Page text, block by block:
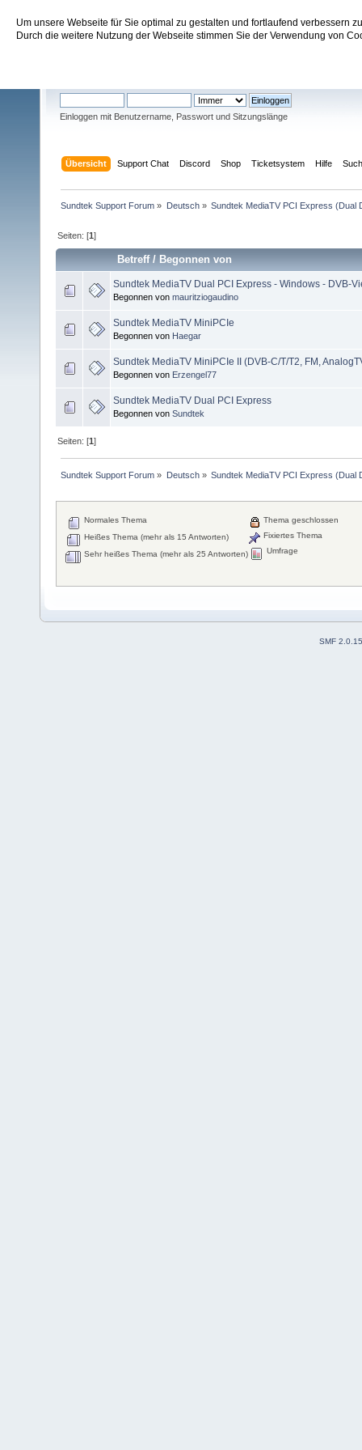
Um unsere Webseite für Sie optimal zu gestalten und fortlaufend verbessern
Durch die weitere Nutzung der Webseite stimmen Sie der Verwendung von
Sundtek Support Forum
Einloggen mit Benutzername, Passwort und Sitzungslänge
Übersicht Support Chat Discord Shop Ticketsystem Hilfe
Sundtek Support Forum » Deutsch» Sundtek MediaTV PCI Express (Dual
Seiten: [1]
Betreff/Begonnen von
Sundtek MediaTV Dual PCI Express - Windows - DVB-
Begonnen von mauritziogaudino
Sundtek MediaTV MiniPCIe
Begonnen von Haegar
Sundtek MediaTV MiniPCIe II (DVB-C/T/T2, FM,
Begonnen von Erzengel77
Sundtek MediaTV Dual PCI Express
Begonnen von Sundtek
Seiten: [1]
Sundtek Support Forum » Deutsch» Sundtek MediaTV PCI Express (Dual
Normales Thema
Heißes Thema (mehr als 15 Antworten)
Sehr heißes Thema (mehr als 25 Antworten)
Thema geschlossen
Fixiertes Thema
Umfrage
SMF 2.0.15